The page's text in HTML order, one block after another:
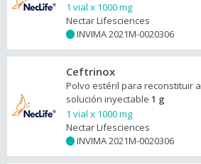
1 vial x 1000 mg
Nectar Lifesciences
INVIMA 2021M-0020306
Ceftrinox
Polvo estéril para reconstituir a
solución inyectable 1 g
1 vial x 1000 mg
Nectar Lifesciences
INVIMA 2021M-0020306